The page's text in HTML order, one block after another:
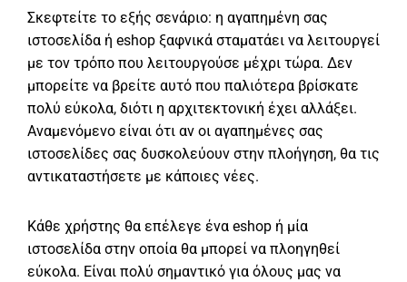
Σκεφτείτε το εξής σενάριο: η αγαπημένη σας
ιστοσελίδα ή eshop ξαφνικά σταματάει να λειτουργεί
με τον τρόπο που λειτουργούσε μέχρι τώρα. Δεν
μπορείτε να βρείτε αυτό που παλιότερα βρίσκατε
πολύ εύκολα, διότι η αρχιτεκτονική έχει αλλάξει.
Αναμενόμενο είναι ότι αν οι αγαπημένες σας
ιστοσελίδες σας δυσκολεύουν στην πλοήγηση, θα τις
αντικαταστήσετε με κάποιες νέες.
Κάθε χρήστης θα επέλεγε ένα eshop ή μία
ιστοσελίδα στην οποία θα μπορεί να πλοηγηθεί
εύκολα. Είναι πολύ σημαντικό για όλους μας να